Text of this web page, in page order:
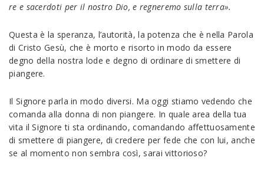
re e sacerdoti per il nostro Dio, e regneremo sulla terra».
Questa è la speranza, l’autorità, la potenza che è nella Parola
di Cristo Gesù, che è morto e risorto in modo da essere
degno della nostra lode e degno di ordinare di smettere di
piangere.
Il Signore parla in modo diversi. Ma oggi stiamo vedendo che
comanda alla donna di non piangere. In quale area della tua
vita il Signore ti sta ordinando, comandando affettuosamente
di smettere di piangere, di credere per fede che con lui, anche
se al momento non sembra così, sarai vittorioso?